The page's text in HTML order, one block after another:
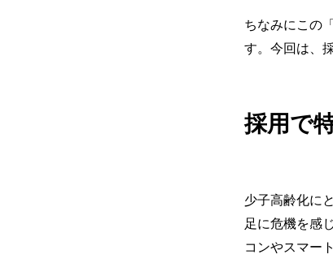
ちなみにこの
す。今回は、
採用で
少子高齢化に
足に危機を感
コンやスマー